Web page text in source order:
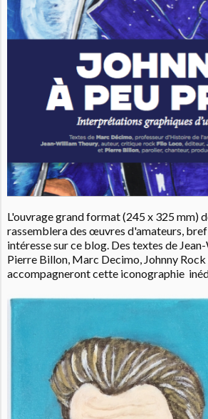
L'ouvrage grand format (245 x 325 mm)
rassemblera des œuvres d'amateurs,
intéresse sur ce blog. Des textes de
Pierre Billon, Marc Decimo, Johnny
accompagneront cette iconographie